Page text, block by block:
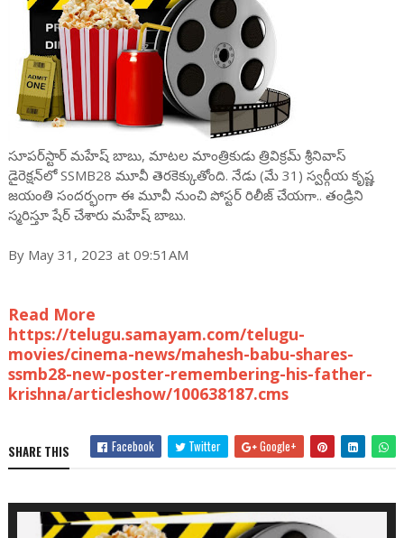
సూపర్‌స్టార్ మహేష్ బాబు, మాటల మాంత్రికుడు త్రివిక్రమ్ శ్రీనివాస్
డైరెక్షన్‌లో SSMB28 మూవీ తెరకెక్కుతోంది. నేడు (మే 31) స్వర్గీయ కృష్ణ
జయంతి సందర్భంగా ఈ మూవీ నుంచి పోస్టర్ రిలీజ్ చేయగా.. తండ్రిని
స్మరిస్తూ షేర్ చేశారు మహేష్ బాబు.
By May 31, 2023 at 09:51AM
Read More
https://telugu.samayam.com/telugu-
movies/cinema-news/mahesh-babu-shares-
ssmb28-new-poster-remembering-his-father-
krishna/articleshow/100638187.cms
SHARE THIS Facebook Twitter Google+